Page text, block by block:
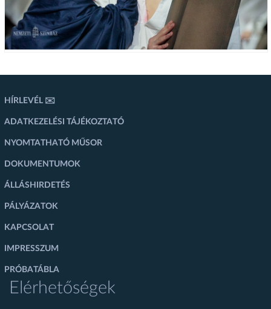
HÍRLEVÉL ✉️
ADATKEZELÉSI TÁJÉKOZTATÓ
NYOMTATHATÓ MŰSOR
DOKUMENTUMOK
ÁLLÁSHIRDETÉS
PÁLYÁZATOK
KAPCSOLAT
IMPRESSZUM
PRÓBATÁBLA
Elérhetőségek